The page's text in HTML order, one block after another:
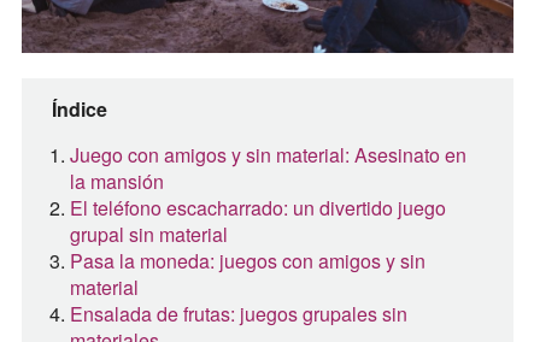
Índice
Juego con amigos y sin material: Asesinato en
la mansión
El teléfono escacharrado: un divertido juego
grupal sin material
Pasa la moneda: juegos con amigos y sin
material
Ensalada de frutas: juegos grupales sin